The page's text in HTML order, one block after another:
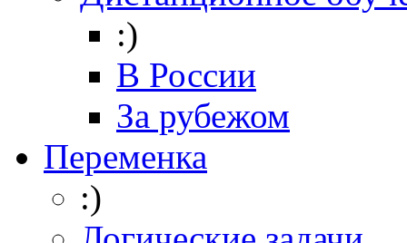
:)
В России
За рубежом
Переменка
:)